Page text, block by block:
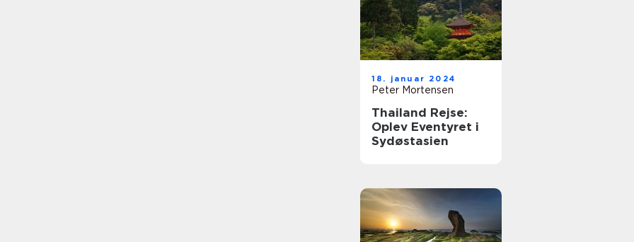
18. januar 2024
Peter Mortensen
Thailand Rejse:
Oplev Eventyret i
Sydøstasien